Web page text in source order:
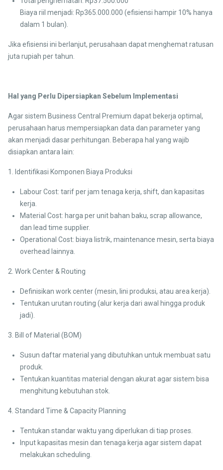
Biaya riil menjadi: Rp365.000.000 (efisiensi hampir 10% hanya
dalam 1 bulan).
Jika efisiensi ini berlanjut, perusahaan dapat menghemat ratusan
juta rupiah per tahun.
Hal yang Perlu Dipersiapkan Sebelum Implementasi
Agar sistem Business Central Premium dapat bekerja optimal,
perusahaan harus mempersiapkan data dan parameter yang
akan menjadi dasar perhitungan. Beberapa hal yang wajib
disiapkan antara lain:
1. Identifikasi Komponen Biaya Produksi
Labour Cost: tarif per jam tenaga kerja, shift, dan kapasitas
kerja.
Material Cost: harga per unit bahan baku, scrap allowance,
dan lead time supplier.
Operational Cost: biaya listrik, maintenance mesin, serta biaya
overhead lainnya.
2. Work Center & Routing
Definisikan work center (mesin, lini produksi, atau area kerja).
Tentukan urutan routing (alur kerja dari awal hingga produk
jadi).
3. Bill of Material (BOM)
Susun daftar material yang dibutuhkan untuk membuat satu
produk.
Tentukan kuantitas material dengan akurat agar sistem bisa
menghitung kebutuhan stok.
4. Standard Time & Capacity Planning
Tentukan standar waktu yang diperlukan di tiap proses.
Input kapasitas mesin dan tenaga kerja agar sistem dapat
melakukan scheduling.